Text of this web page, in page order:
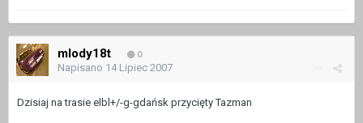
mlody18t 0
Napisano 14 Lipiec 2007
Dzisiaj na trasie elbl+/-g-gdańsk przycięty Tazman